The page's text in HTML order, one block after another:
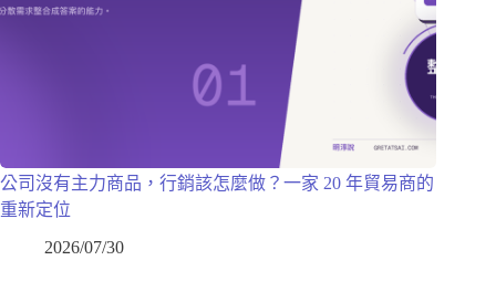
公司沒有主力商品，行銷該怎麼做？一家 20 年貿易商的
重新定位
2026/07/30